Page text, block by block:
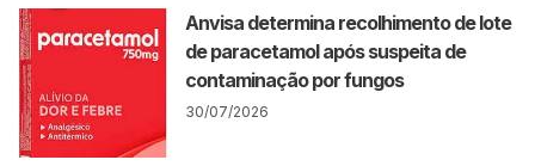
Anvisa determina recolhimento de lote
de paracetamol após suspeita de
contaminação por fungos
30/07/2026